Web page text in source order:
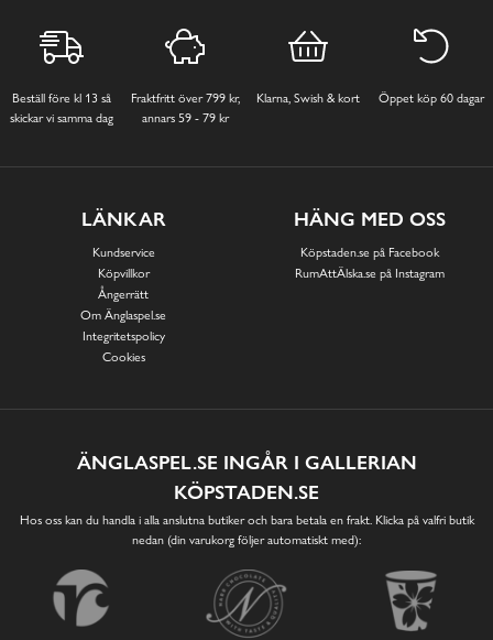
Beställ före kl 13 så
skickar vi samma dag
Fraktfritt över 799 kr,
annars 59 - 79 kr
Klarna, Swish & kort Öppet köp 60 dagar
LÄNKAR
Kundservice
Köpvillkor
Ångerrätt
Om Änglaspel.se
Integritetspolicy
Cookies
HÄNG MED OSS
Köpstaden.se på Facebook
RumAttÄlska.se på Instagram
ÄNGLASPEL.SE INGÅR I GALLERIAN
KÖPSTADEN.SE
Hos oss kan du handla i alla anslutna butiker och bara betala en frakt. Klicka på valfri butik
nedan (din varukorg följer automatiskt med):